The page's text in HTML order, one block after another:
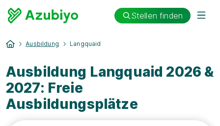
Stellen finden
Ausbildung Langquaid
Ausbildung Langquaid 2026 &
2027: Freie
Ausbildungsplätze